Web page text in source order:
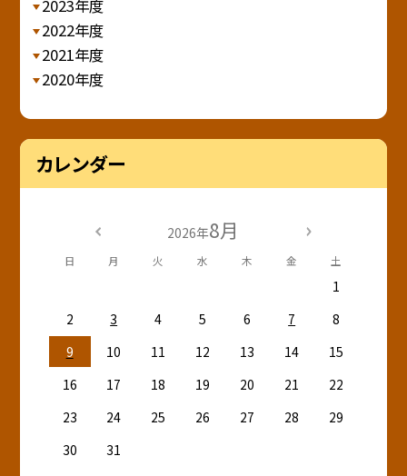
2023年度
2022年度
2021年度
2020年度
カレンダー
2026年8月
日 月 火 水 木 金 土
1
2
3 4 5 6 7
8
9
10 11 12 13 14
15
16
17 18 19 20 21
22
23
24 25 26 27 28
29
30
31